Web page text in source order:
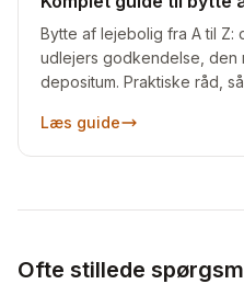
Bytte af lejebolig fra A til Z:
udlejers godkendelse, den
depositum. Praktiske råd,
Læs guide
Ofte stillede